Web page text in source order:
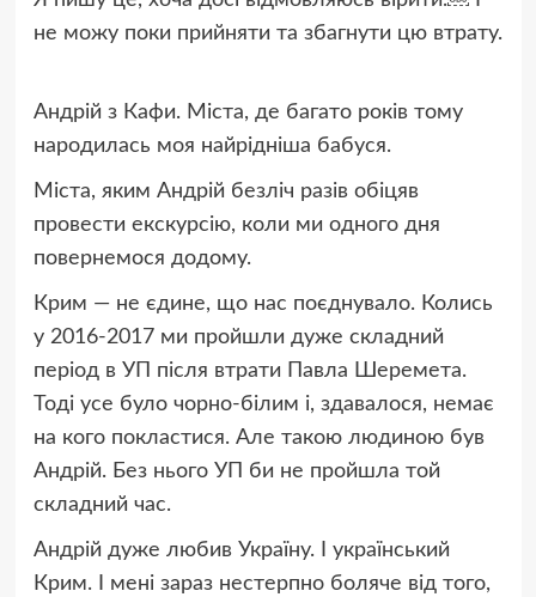
не можу поки прийняти та збагнути цю втрату.
Андрій з Кафи. Міста, де багато років тому
народилась моя найрідніша бабуся.
Міста, яким Андрій безліч разів обіцяв
провести екскурсію, коли ми одного дня
повернемося додому.
Крим — не єдине, що нас поєднувало. Колись
у 2016-2017 ми пройшли дуже складний
період в УП після втрати Павла Шеремета.
Тоді усе було чорно-білим і, здавалося, немає
на кого покластися. Але такою людиною був
Андрій. Без нього УП би не пройшла той
складний час.
Андрій дуже любив Україну. І український
Крим. І мені зараз нестерпно боляче від того,